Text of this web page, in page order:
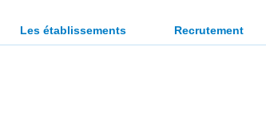
en situation de handicap ou en difficulté
Les établissements Recrutement